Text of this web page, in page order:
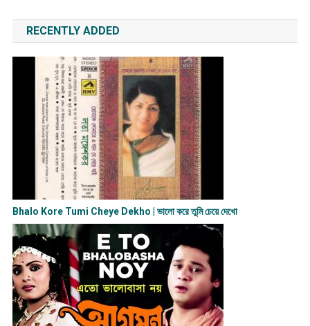
RECENTLY ADDED
Bhalo Kore Tumi Cheye Dekho | ভালো করে তুমি চেয়ে দেখো